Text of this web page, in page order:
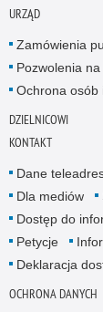
URZĄD
Zamówienia
Pozwolenia
Ochrona osób
DZIELNICOWI
KONTAKT
Dane
Dla mediów
Dostęp do
Petycje
Deklaracja
OCHRONA DANYCH